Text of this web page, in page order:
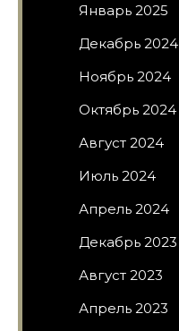
Январь 2025
Декабрь 2024
Ноябрь 2024
Октябрь 2024
Август 2024
Июль 2024
Апрель 2024
Декабрь 2023
Август 2023
Апрель 2023